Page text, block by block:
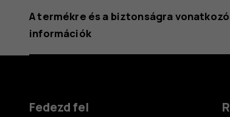
A termékre és a biztonságra vonatkozó
információk
Fedezd fel